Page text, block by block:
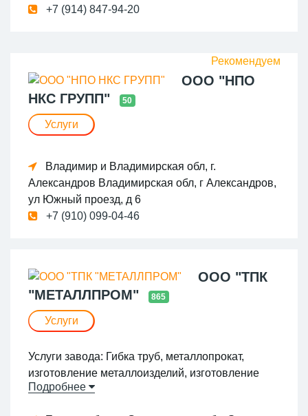
+7 (914) 847-94-20
ООО "НПО
НКС ГРУПП"
50
Услуги
Владимир и Владимирская обл, г.
Александров Владимирская обл, г Александров,
ул Южный проезд, д 6
+7 (910) 099-04-46
ООО "ТПК
"МЕТАЛЛПРОМ"
865
Услуги
Услуги завода: Гибка труб, металлопрокат,
изготовление металлоизделий, изготовление
металлоконструкций, заборы и ограждения,
Подробнее